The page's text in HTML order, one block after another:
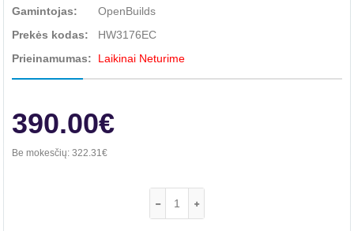
Gamintojas:
OpenBuilds
Prekės kodas:
HW3176EC
Prieinamumas:
Laikinai Neturime
390.00€
Be mokesčių: 322.31€